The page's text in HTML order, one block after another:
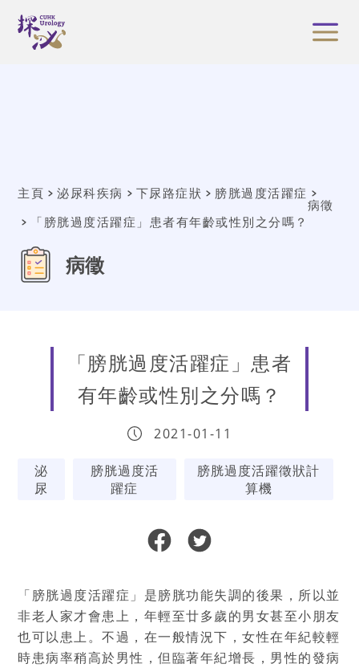
主頁 泌尿科疾病 下尿路症狀 膀胱過度活躍症
病徵
「膀胱過度活躍症」患者有年齡或性別之分嗎？
病徵
「膀胱過度活躍症」患者
有年齡或性別之分嗎？
2021-01-11
泌
尿
膀胱過度活
躍症
膀胱過度活躍徵狀計
算機
「膀胱過度活躍症」是膀胱功能失調的後果，所以並
非老人家才會患上，年輕至廿多歲的男女甚至小朋友
也可以患上。不過，在一般情況下，女性在年紀較輕
時患病率稍高於男性，但臨著年紀增長，男性的發病